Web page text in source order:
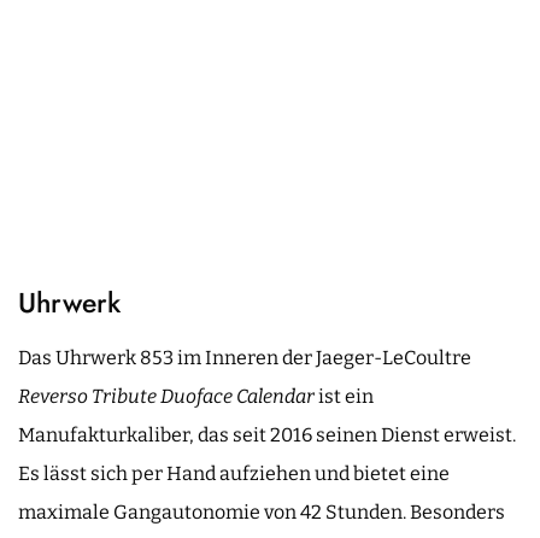
Uhrwerk
Das Uhrwerk 853 im Inneren der Jaeger-LeCoultre
Reverso Tribute Duoface Calendarist ein
Manufakturkaliber, das seit 2016 seinen Dienst erweist.
Es lässt sich per Hand aufziehen und bietet eine
maximale Gangautonomie von 42 Stunden. Besonders